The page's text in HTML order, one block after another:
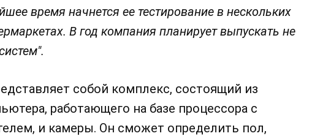
время начнется ее тестирование в нескольких
В год компания планирует выпускать не
собой комплекс, состоящий из
работающего на базе процессора с
и камеры. Он сможет определить пол,